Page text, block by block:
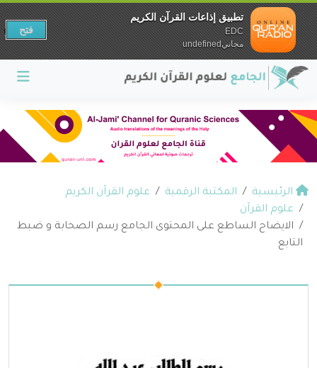
الرئيسية المكتبة الرقمية
علوم القرآن الكريم
علوم القرآن
الايضاح الساطع على المحتوى الجامع رسم الصحابة و ضبط
التابع
تطبيق إذاعات القرآن الكريم
EDC
مجانيundefined
فتح